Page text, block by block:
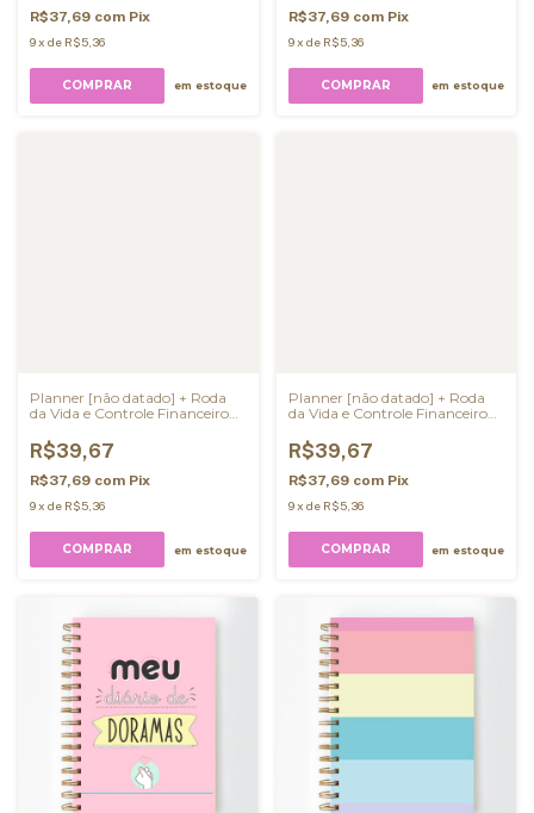
R$37,69 com Pix
9x de R$5,36
COMPRAR em estoque
R$37,69 com Pix
9 x de R$5,36
COMPRAR em estoque
Planner [não datado] + Roda
da Vida e Controle Financeiro
R$39,67
R$37,69 com Pix
9x de R$5,36
COMPRAR em estoque
Planner [não datado] + Roda
da Vida e Controle Financeiro
R$39,67
R$37,69 com Pix
9 x de R$5,36
COMPRAR em estoque